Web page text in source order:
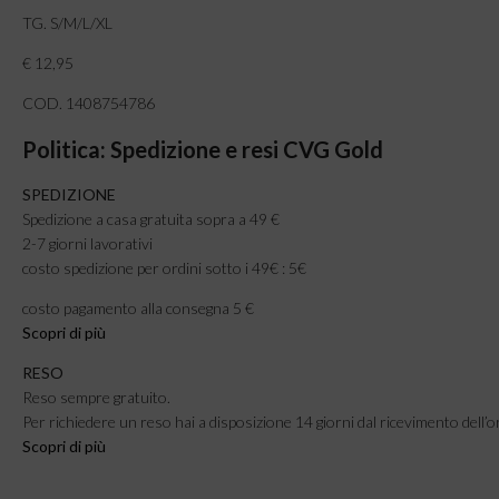
TG. S/M/L/XL
€ 12,95
COD. 1408754786
Politica: Spedizione e resi CVG Gold
SPEDIZIONE
Spedizione a casa gratuita sopra a 49 €
2-7 giorni lavorativi
costo spedizione per ordini sotto i 49€ : 5€
costo pagamento alla consegna 5 €
Scopri di più
RESO
Reso sempre gratuito.
Per richiedere un reso hai a disposizione 14 giorni dal ricevimento
Scopri di più